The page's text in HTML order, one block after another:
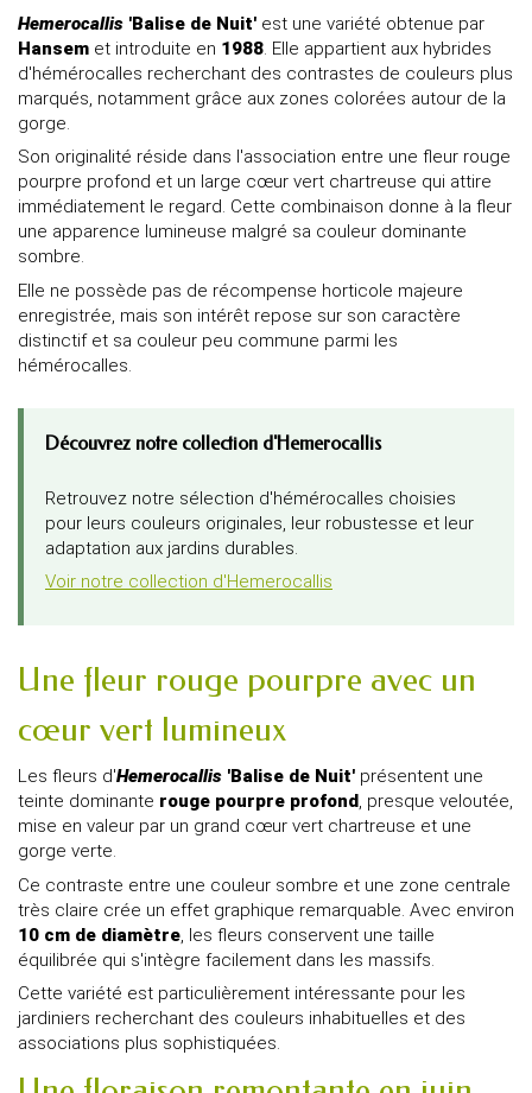
Hemerocallis 'Balise de Nuit' est une variété obtenue par
Hansem et introduite en 1988. Elle appartient aux hybrides
d'hémérocalles recherchant des contrastes de couleurs plus
marqués, notamment grâce aux zones colorées autour de la
gorge.
Son originalité réside dans l'association entre une fleur rouge
pourpre profond et un large cœur vert chartreuse qui attire
immédiatement le regard. Cette combinaison donne à la fleur
une apparence lumineuse malgré sa couleur dominante
sombre.
Elle ne possède pas de récompense horticole majeure
enregistrée, mais son intérêt repose sur son caractère
distinctif et sa couleur peu commune parmi les
hémérocalles.
Découvrez notre collection d'Hemerocallis
Retrouvez notre sélection d'hémérocalles choisies
pour leurs couleurs originales, leur robustesse et leur
adaptation aux jardins durables.
Voir notre collection d'Hemerocallis
Une fleur rouge pourpre avec un
cœur vert lumineux
Les fleurs d'Hemerocallis 'Balise de Nuit' présentent une
teinte dominante rouge pourpre profond, presque veloutée,
mise en valeur par un grand cœur vert chartreuse et une
gorge verte.
Ce contraste entre une couleur sombre et une zone centrale
très claire crée un effet graphique remarquable. Avec environ
10 cm de diamètre , les fleurs conservent une taille
équilibrée qui s'intègre facilement dans les massifs.
Cette variété est particulièrement intéressante pour les
jardiniers recherchant des couleurs inhabituelles et des
associations plus sophistiquées.